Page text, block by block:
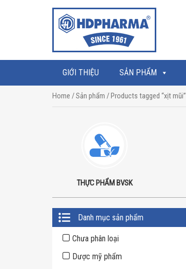
GIỚI THIỆU SẢN PHẨM
Home /Sản phẩm / Products tagged “xịt mũi”
THỰC PHẨM BVSK
Primary
Sidebar
Danh mục sản phẩm
Chưa phân loại
Dược mỹ phẩm